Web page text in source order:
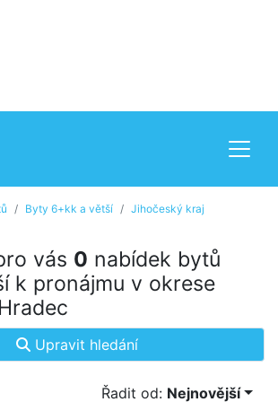
Byty 6+kk a větší
Jihočeský kraj
vás 0 nabídek bytů
k pronájmu v okrese
Upravit hledání
Řadit od: Nejnovější